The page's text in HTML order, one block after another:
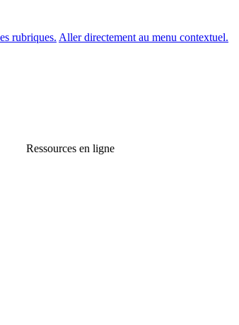
rubriques. Aller directement au menu contextuel.
Ressources en ligne